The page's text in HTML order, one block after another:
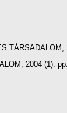
TÁRSADALOM,
2004 (1).